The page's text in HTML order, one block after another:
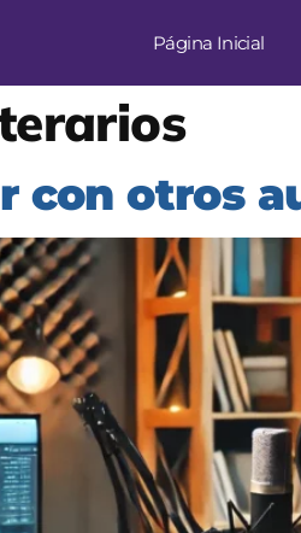
Página Inicial
con otros